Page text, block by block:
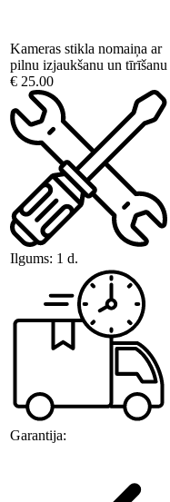
Kameras stikla nomaiņa ar
pilnu izjaukšanu un tīrīšanu
€ 25.00
Ilgums: 1 d.
Garantija: